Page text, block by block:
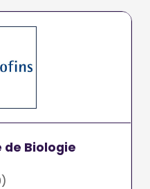
de Biologie